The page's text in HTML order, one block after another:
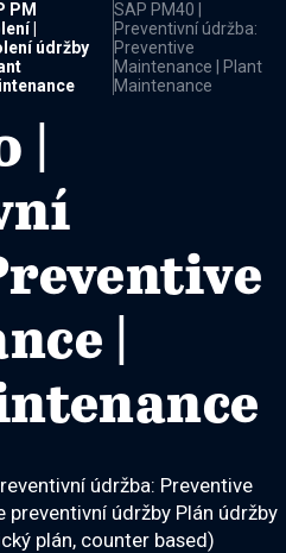
PM
|
údržby
SAP PM40 |
Preventivní údržba:
Preventive
Maintenance | Plant
Maintenance
|
údržba: Preventive
preventivní údržby Plán údržby
plán, counter based)